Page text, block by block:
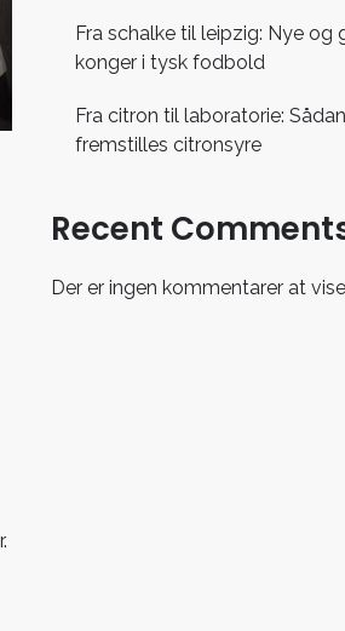
Fra schalke til leipzig: Nye og
konger i tysk fodbold
Fra citron til laboratorie: Sådan
fremstilles citronsyre
Recent
Der er ingen kommentarer at